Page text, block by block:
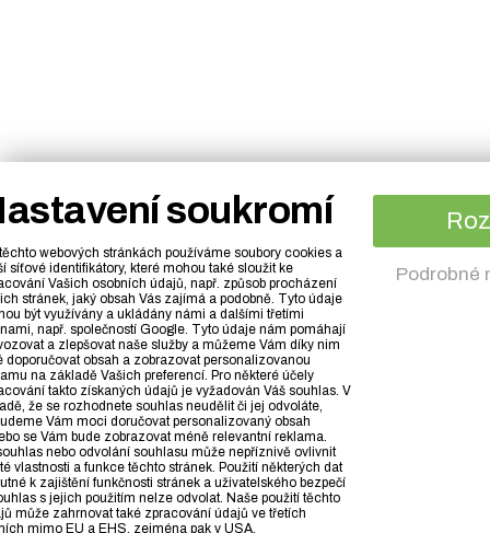
soukromí
webových stránkách používáme soubory cookies a
síťové identifikátory, které mohou také sloužit ke
Vašich osobních údajů, např. způsob procházení
stránek, jaký obsah Vás zajímá a podobně. Tyto údaje
být využívány a ukládány námi a dalšími třetími
např. společností Google. Tyto údaje nám pomáhají
a zlepšovat naše služby a můžeme Vám díky nim
doporučovat obsah a zobrazovat personalizovanou
na základě Vašich preferencí. Pro některé účely
takto získaných údajů je vyžadován Váš souhlas. V
že se rozhodnete souhlas neudělit či jej odvoláte,
Vám moci doručovat personalizovaný obsah
se Vám bude zobrazovat méně relevantní reklama.
nebo odvolání souhlasu může nepříznivě ovlivnit
vlastnosti a funkce těchto stránek. Použití některých dat
k zajištění funkčnosti stránek a uživatelského bezpečí
s jejich použitím nelze odvolat. Naše použití těchto
může zahrnovat také zpracování údajů ve třetích
mimo EU a EHS, zejména pak v USA.
Podrobné